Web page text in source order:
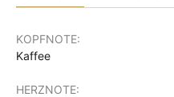
KOPFNOTE:
Kaffee
HERZNOTE: